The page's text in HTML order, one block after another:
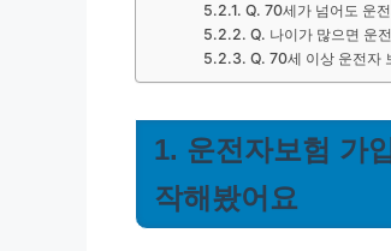
Q. 70세가 넘어도 운
Q. 나이가 많으면 운
Q. 70세 이상 운전자
1. 운전자보험 가
작해봤어요